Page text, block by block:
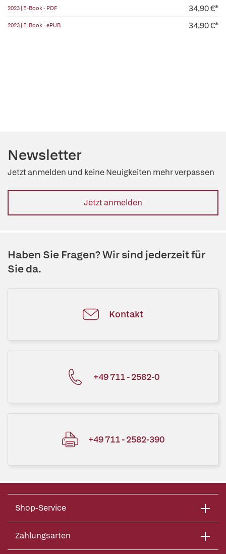
2023 | E-Book - PDF 34,90 €*
2023 | E-Book - ePUB 34,90 €*
Newsletter
Jetzt anmelden und keine Neuigkeiten mehr verpassen
Jetzt anmelden
Haben Sie Fragen? Wir sind jederzeit für
Sie da.
Kontakt
+49 711 - 2582-0
+49 711 - 2582-390
Shop-Service
Zahlungsarten